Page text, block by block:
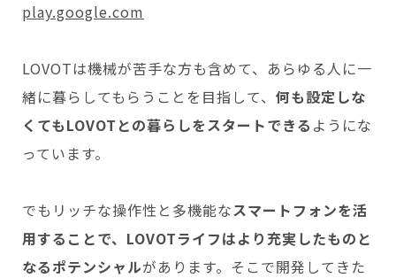
play.google.com
LOVOTは機械が苦手な方も含めて、あらゆる人に一
緒に暮らしてもらうことを目指して、 何も設定しな
くてもLOVOTとの暮らしをスタートできる ようにな
っています。
でもリッチな操作性と多機能なスマートフォンを活
用することで、LOVOTライフはより充実したものと
なるポテンシャルがあります。そこで開発してきた